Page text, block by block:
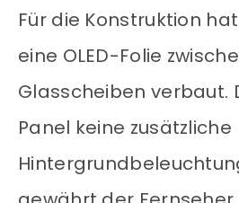
Für die Konstruktion
eine OLED-Folie
Glasscheiben verbaut.
Panel keine zusätzliche